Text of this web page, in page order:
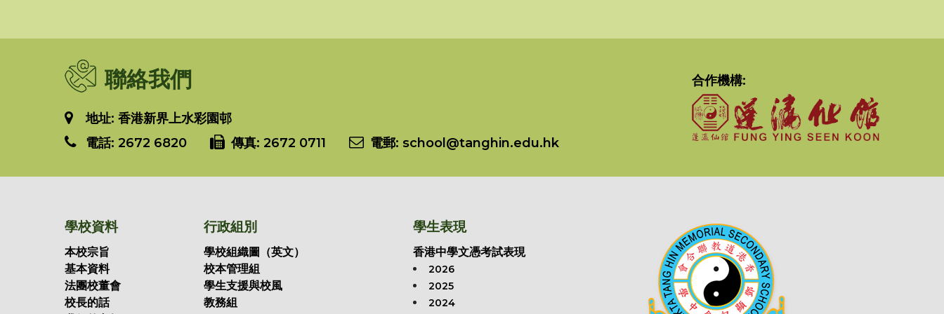
聯絡我們
地址: 香港新界上水彩園邨
電話: 2672 6820 傳真: 2672 0711 電郵: school@tanghin.edu.hk
合作機構:
學校資料
本校宗旨
基本資料
法團校董會
校長的話
行政組別
學校組織圖（英文）
校本管理組
學生支援與校風
教務組
學生表現
香港中學文憑考試表現
2026
2025
2024